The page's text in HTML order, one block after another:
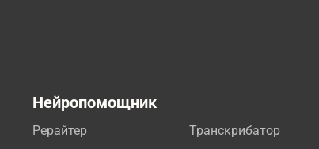
Нейропомощник
Рерайтер
Транскрибатор